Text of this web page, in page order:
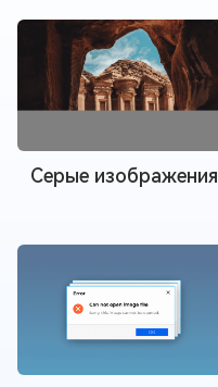
Серые изображения